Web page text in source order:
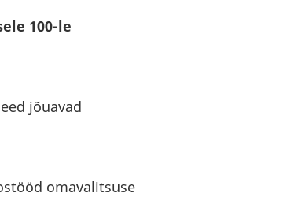
100-le
jõuavad
omavalitsuse